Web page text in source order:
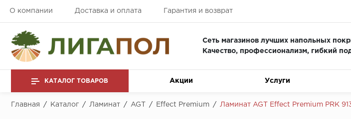
О компании Доставка и оплата Гарантия и возврат
Сеть магазинов лучших напольных
Качество, профессионализм, гибкий
КАТАЛОГ ТОВАРОВ Акции Услуги
Главная / Каталог / Ламинат / AGT / Effect Premium / Ламинат AGT Effect Premium PRK